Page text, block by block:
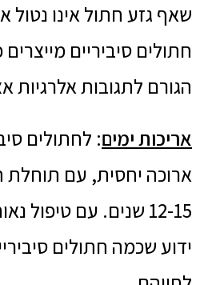
שאף גזע חתול אינו נטול
חתולים סיביריים
הגורם לתגובות אלרגיות
אריכות ימים: לחתולים
ארוכה יחסית, עם תוחלת
12-15 שנים. עם טיפול